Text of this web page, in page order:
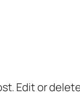
Edit or